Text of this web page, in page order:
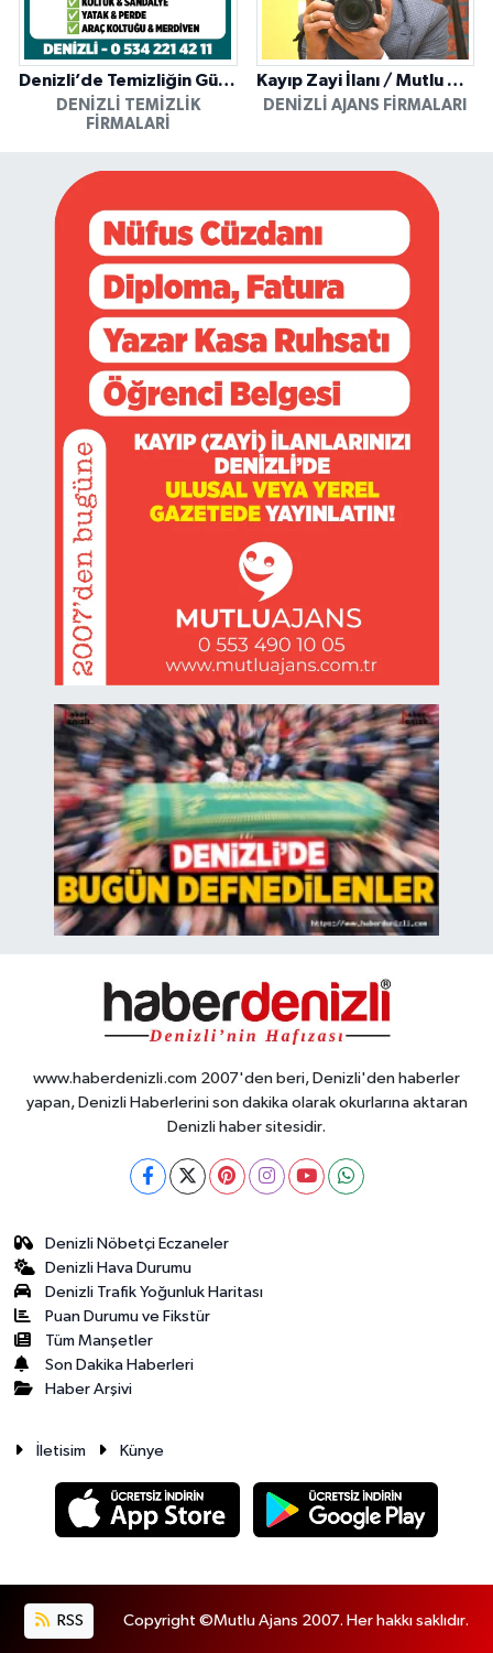
Denizli’de Temizliğin Güvenilir Adresi: Özkan Yerinde Yıkama
DENIZLI TEMIZLIK
FIRMALARI
Kayıp Zayi İlanı / Mutlu Ajans / Denizli
DENIZLI AJANS FIRMALARI
www.haberdenizli.com 2007'den beri, Denizli'den haberler
yapan, Denizli Haberlerini son dakika olarak okurlarına aktaran
Denizli haber sitesidir.
Denizli Nöbetçi Eczaneler
Denizli Hava Durumu
Denizli Trafik Yoğunluk Haritası
Puan Durumu ve Fikstür
Tüm Manşetler
Son Dakika Haberleri
Haber Arşivi
İletisim Künye
RSS Copyright ©Mutlu Ajans 2007. Her hakkı saklıdır.